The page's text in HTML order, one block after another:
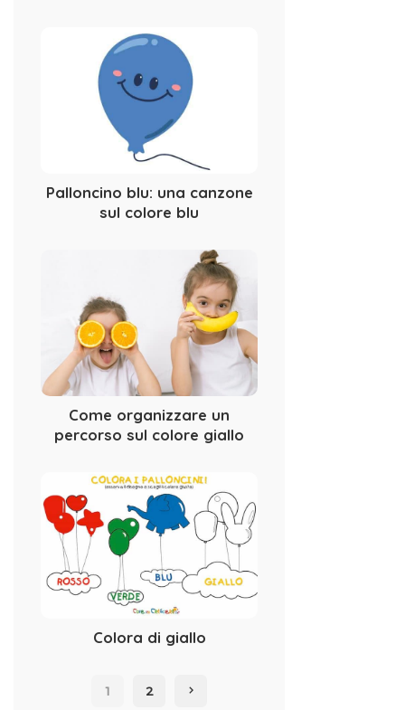
Palloncino blu: una canzone
sul colore blu
Come organizzare un
percorso sul colore giallo
Colora di giallo
1 2